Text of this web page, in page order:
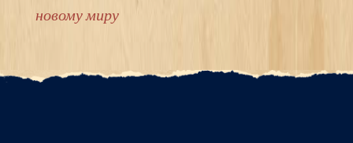
новому миру